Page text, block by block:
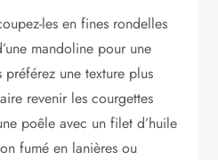
les en fines rondelles
mandoline pour une
une texture plus
revenir les courgettes
poêle avec un filet d’huile
fumé en lanières ou